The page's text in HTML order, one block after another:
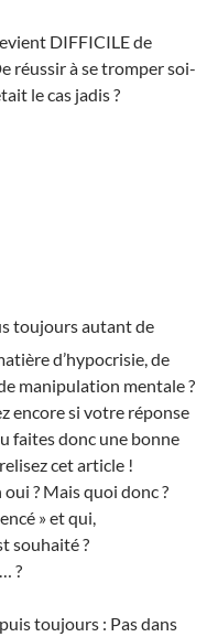
DIFFICILE de
réussir à se tromper soi-
le cas jadis ?
toujours autant de
d’hypocrisie, de
manipulation mentale ?
encore si votre réponse
faites donc une bonne
cet article !
oui ? Mais quoi donc ?
» et qui,
souhaité ?
?
toujours : Pas dans